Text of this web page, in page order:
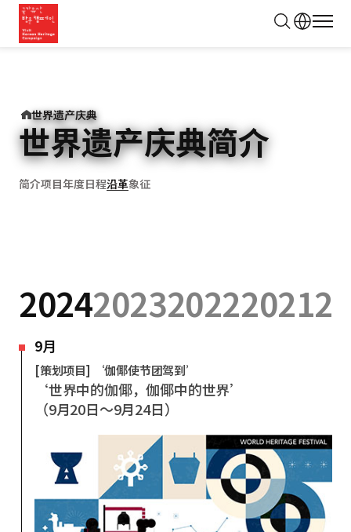
검
모
世界遗产庆典
世界遗产庆典简介
简介项目年度日程沿革象征
2024202320222021
9月
[策划项目] ‘伽倻使节团驾到’
‘世界中的伽倻，伽倻中的世界’
（9月20日～9月24日）